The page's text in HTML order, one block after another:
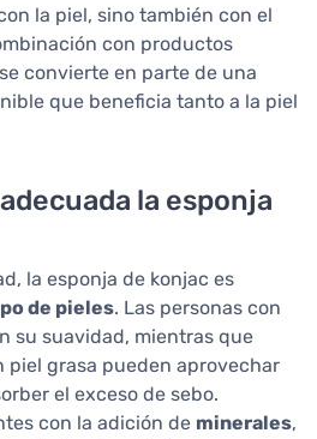
la piel, sino también con el
con productos
convierte en parte de una
que beneficia tanto a la piel
la esponja
la esponja de konjac es
de pieles. Las personas con
su suavidad, mientras que
piel grasa pueden aprovechar
el exceso de sebo.
con la adición de minerales,